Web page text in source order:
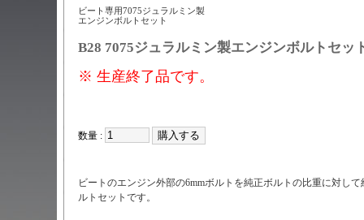
ビート専用7075ジュラルミン製
エンジンボルトセット
B28 7075ジュラルミン製エンジンボルトセッ
※ 生産終了品です。
数量 :
ビートのエンジン外部の6mmボルトを純正ボルトの比重に対し
ルトセットです。